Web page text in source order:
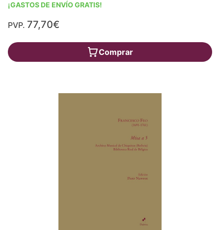
¡GASTOS DE ENVÍO GRATIS!
PVP. 77,70€
Comprar